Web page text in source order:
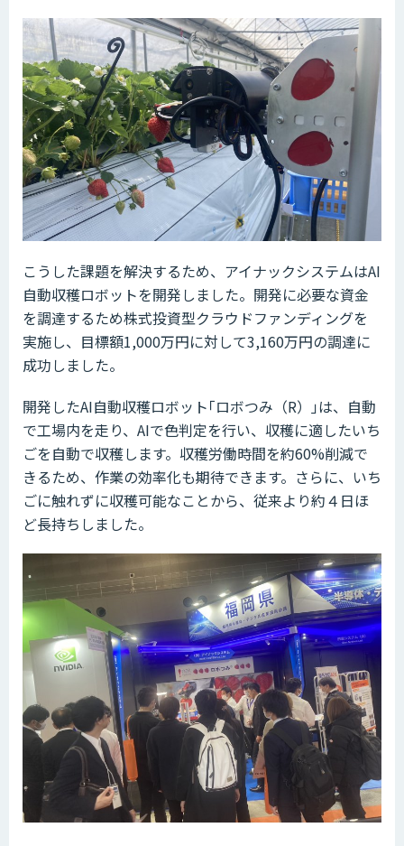
こうした課題を解決するため、アイナックシステムはAI
自動収穫ロボットを開発しました。開発に必要な資金
を調達するため株式投資型クラウドファンディングを
実施し、目標額1,000万円に対して3,160万円の調達に
成功しました。
開発したAI自動収穫ロボット｢ロボつみ（R）｣は、自動
で工場内を走り、AIで色判定を行い、収穫に適したいち
ごを自動で収穫します。収穫労働時間を約60%削減で
きるため、作業の効率化も期待できます。さらに、いち
ごに触れずに収穫可能なことから、従来より約４日ほ
ど長持ちしました。